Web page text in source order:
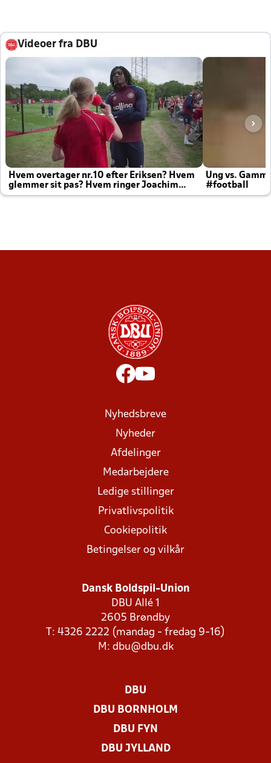
Videoer fra DBU
Hvem overtager nr.10 efter Eriksen? Hvem
glemmer sit pas? Hvem ringer Joachim
altid til efter kampe?
Ung vs.
#football
Nyhedsbreve
Nyheder
Afdelinger
Medarbejdere
Ledige stillinger
Privatlivspolitik
Cookiepolitik
Betingelser og vilkår
Dansk Boldspil-Union
DBU Allé 1
2605 Brøndby
T: 4326 2222 (mandag - fredag 9-16)
M: dbu@dbu.dk
DBU
DBU BORNHOLM
DBU FYN
DBU JYLLAND